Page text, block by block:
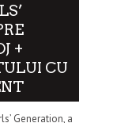
+
CU
Generation, a